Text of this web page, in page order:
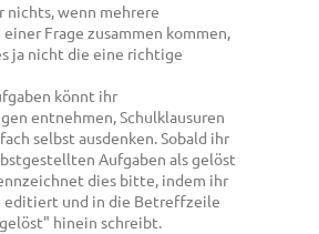
nichts, wenn mehrere
Frage zusammen kommen,
ja nicht die eine richtige
könnt ihr
entnehmen, Schulklausuren
selbst ausdenken. Sobald ihr
Aufgaben als gelöst
dies bitte, indem ihr
editiert und in die Betreffzeile
hinein schreibt.